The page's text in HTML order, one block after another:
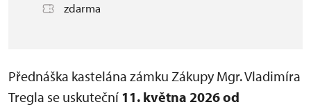
zdarma
Přednáška kastelána zámku Zákupy Mgr. Vladimíra
Tregla se uskuteční 11. května 2026 od